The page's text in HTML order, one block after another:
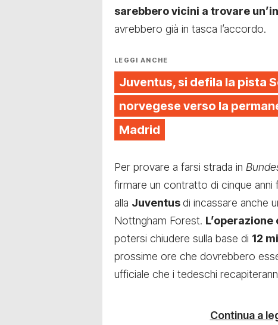
sarebbero vicini a trovare
avrebbero già in tasca l’accordo.
LEGGI ANCHE
Juventus, si defila la pista
norvegese verso la
Madrid
Per provare a farsi strada in
firmare un contratto di cinque
alla Juventusdi incassare anche
Nottngham Forest.
potersi chiudere sulla base di 12
prossime ore che dovrebbero
ufficiale che i tedeschi
Continua a